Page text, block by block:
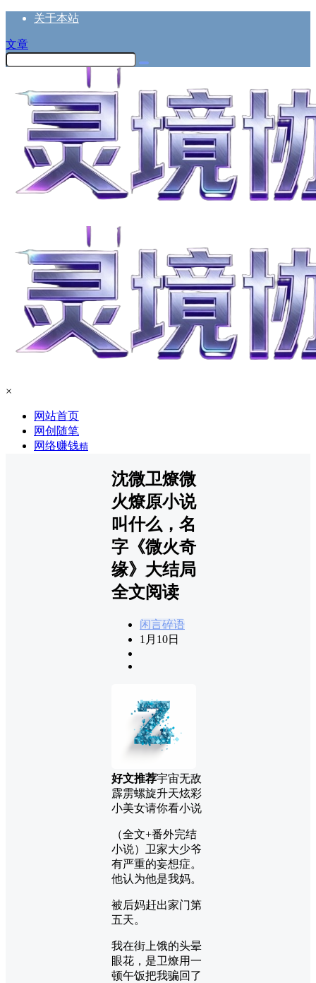
关于本站
文章
×
网站首页
网创随笔
网络赚钱精
沈微卫燎微
火燎原小说
叫什么，名
字《微火奇
缘》大结局
全文阅读
闲言碎语
1月10日
好文推荐宇宙无敌
霹雳螺旋升天炫彩
小美女请你看小说
（全文+番外完结
小说）卫家大少爷
有严重的妄想症。
他认为他是我妈。
被后妈赶出家门第
五天。
我在街上饿的头晕
眼花，是卫燎用一
顿午饭把我骗回了